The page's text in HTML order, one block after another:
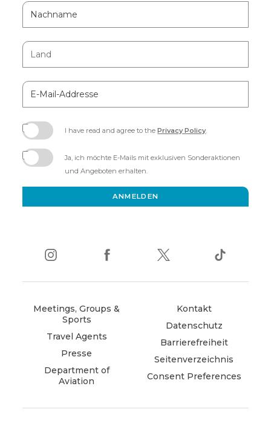
Nachname
Land
E-
Mail-
Addresse
I have read and agree to thePrivacy Policy
in
new
.
Ja, ich möchte E-Mails mit exklusiven Sonderaktionen
und Angeboten erhalten.
ANMELDEN
Meetings, Groups &
Sports
Travel Agents
Presse
Department of
Aviation
Kontakt
Datenschutz
Barrierefreiheit
Seitenverzeichnis
Consent Preferences
in
window)
in
window)
in
window)
in
window)